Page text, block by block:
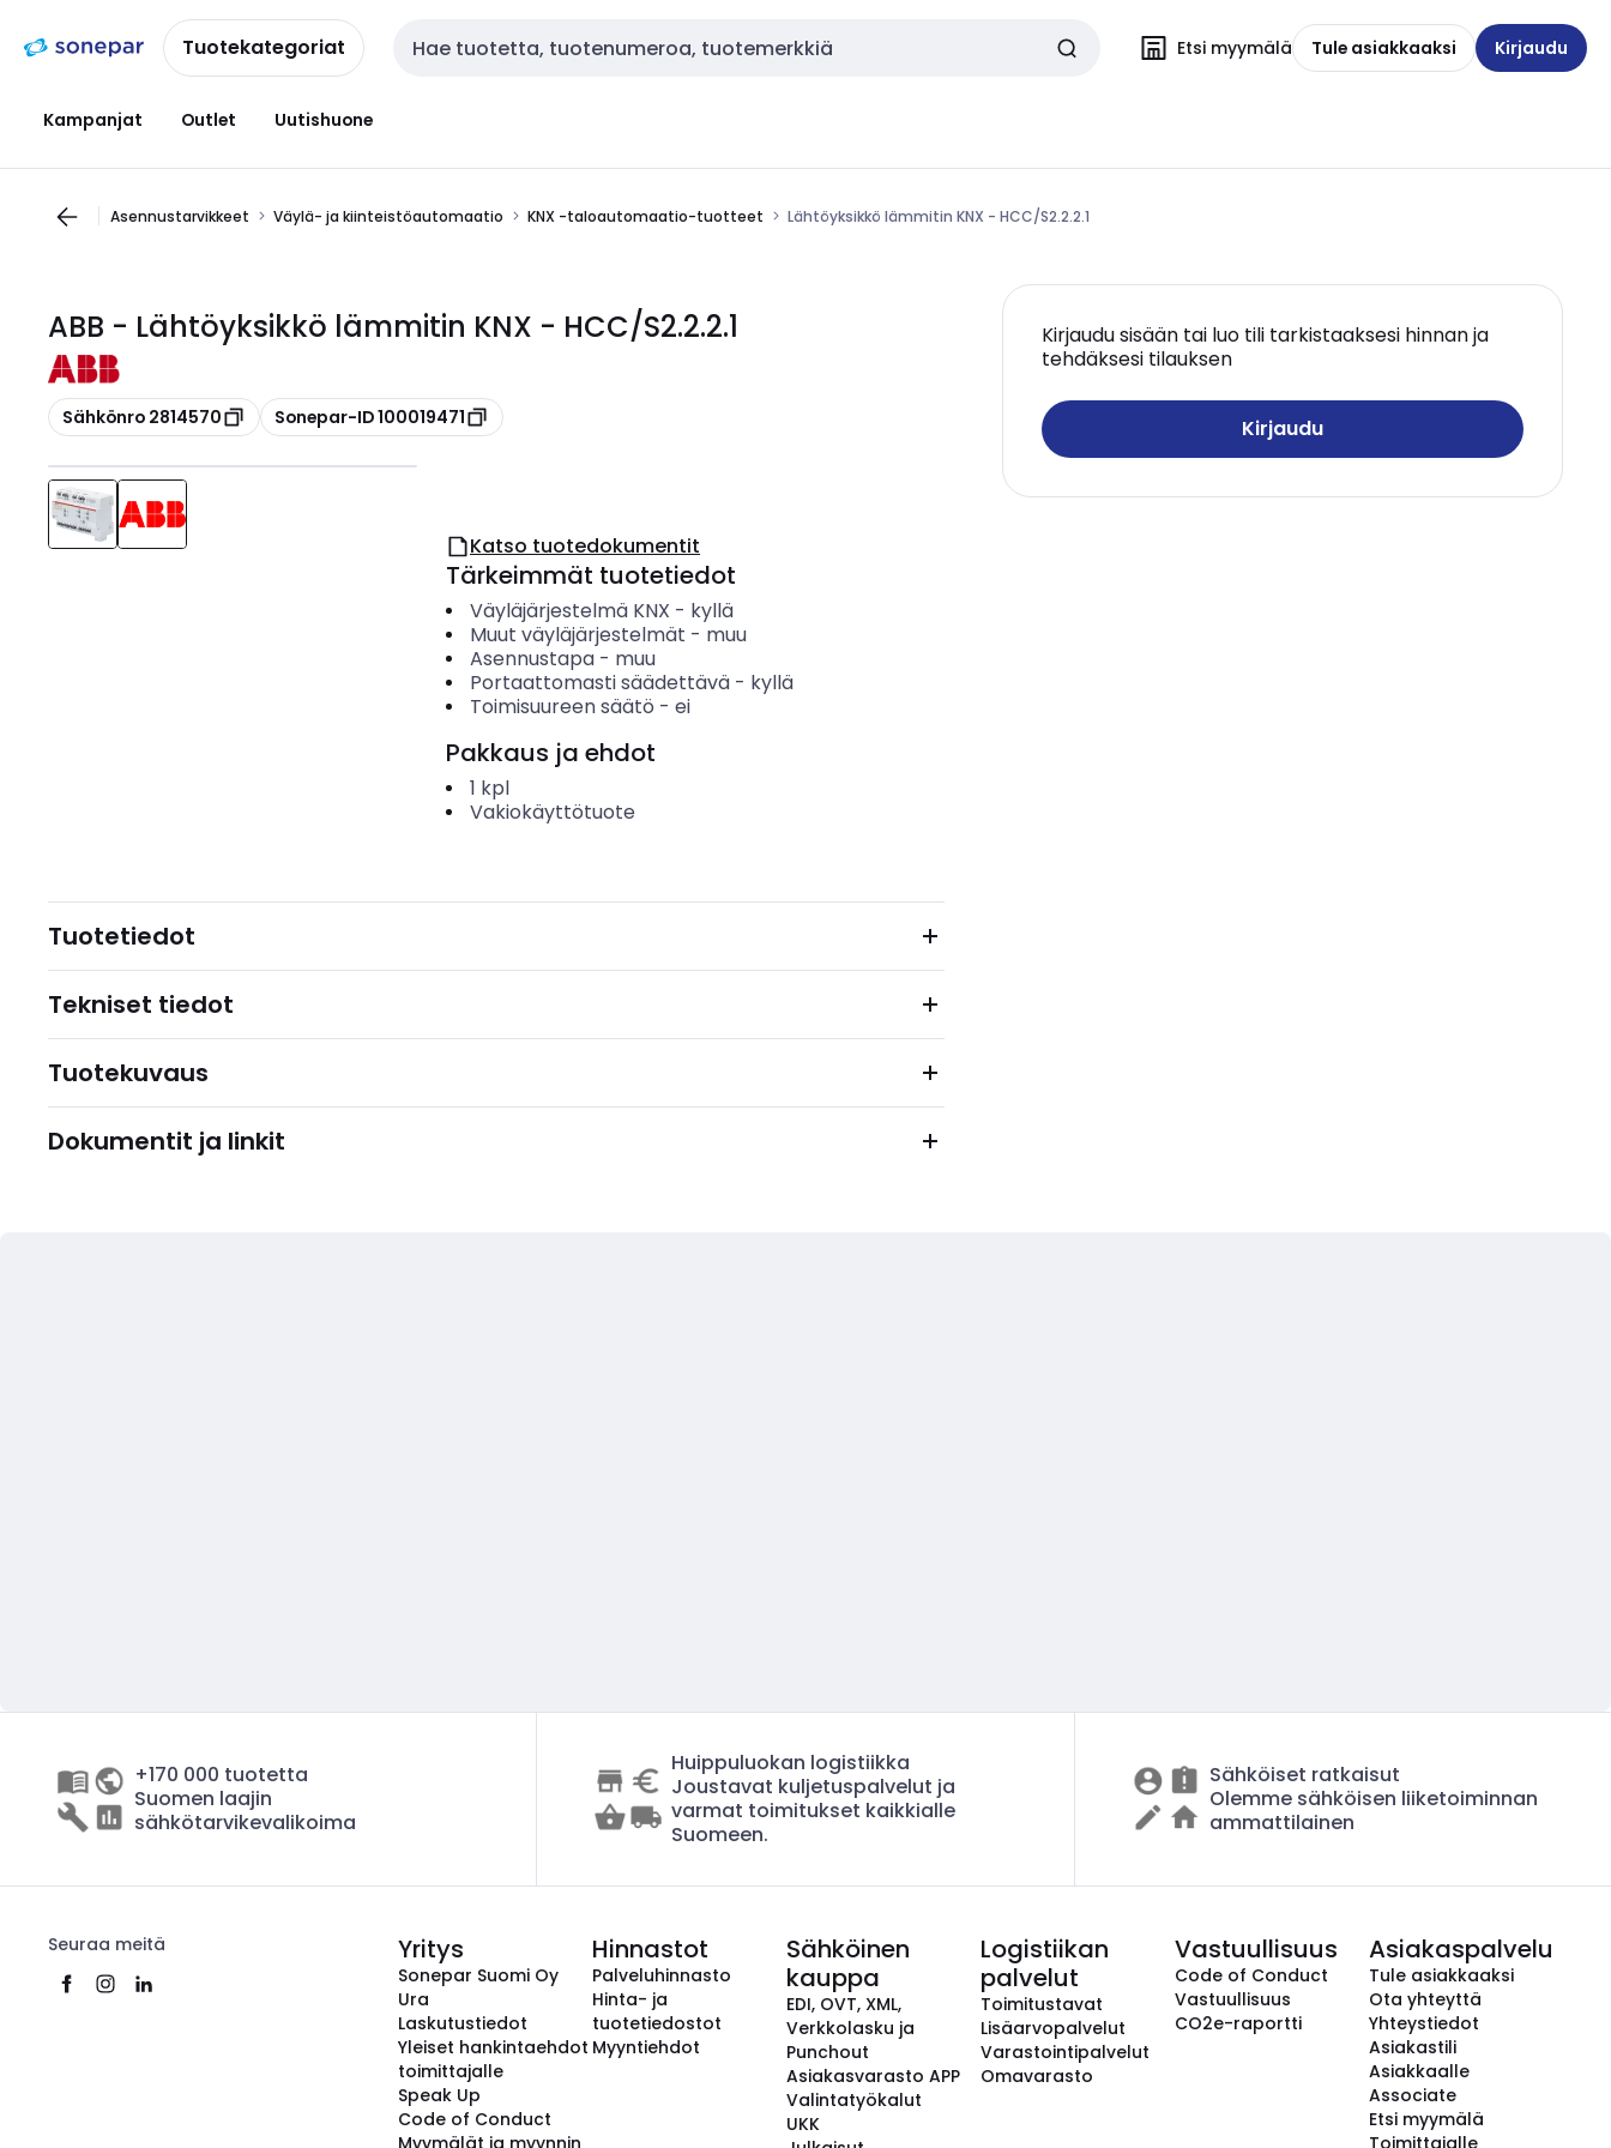
navigointiinsisältöönTuotekategoriat Haku Etsi myymälä Tule asiakkaaksi Kirjaudu
Kampanjat Outlet Uutishuone
Asennustarvikkeet Väylä- ja kiinteistöautomaatio KNX -taloautomaatio-tuotteet Lähtöyksikkö lämmitin KNX - HCC/S2.2.2.1
ABB - Lähtöyksikkö lämmitin KNX - HCC/S2.2.2.1
Kopioi
Sähkönro 2814570 Kopioi
Sonepar-ID 100019471
Kirjaudu sisään tai luo tili tarkistaaksesi hinnan ja
tehdäksesi tilauksen
Kirjaudu
Katso tuotedokumentit
Tärkeimmät tuotetiedot
Väyläjärjestelmä KNX - kyllä
Muut väyläjärjestelmät - muu
Asennustapa- muu
Portaattomasti säädettävä- kyllä
Toimisuureen säätö - ei
Pakkaus ja ehdot
1 kpl
Vakiokäyttötuote
Tuotetiedot
Tekniset tiedot
Tuotekuvaus
Dokumentit ja linkit
+170 000 tuotetta
Suomen laajin
sähkötarvikevalikoima
Huippuluokan logistiikka
Joustavat kuljetuspalvelut ja
varmat toimitukset kaikkialle
Suomeen.
Sähköiset ratkaisut
Olemme sähköisen liiketoiminnan
ammattilainen
Seuraa meitä Yritys
Sonepar Suomi Oy
Ura
Laskutustiedot
Yleiset hankintaehdot
toimittajalle
Speak Up
Code of Conduct
Myymälät ja myynnin
Hinnastot
Palveluhinnasto
Hinta- ja
tuotetiedostot
Myyntiehdot
Sähköinen
kauppa
EDI, OVT, XML,
Verkkolasku ja
Punchout
Asiakasvarasto APP
Valintatyökalut
UKK
Logistiikan
palvelut
Toimitustavat
Lisäarvopalvelut
Varastointipalvelut
Omavarasto
Vastuullisuus
Code of Conduct
Vastuullisuus
CO2e-raportti
Asiakaspalvelu
Tule asiakkaaksi
Ota yhteyttä
Yhteystiedot
Asiakastili
Asiakkaalle
Associate
Etsi myymälä
Toimittajalle